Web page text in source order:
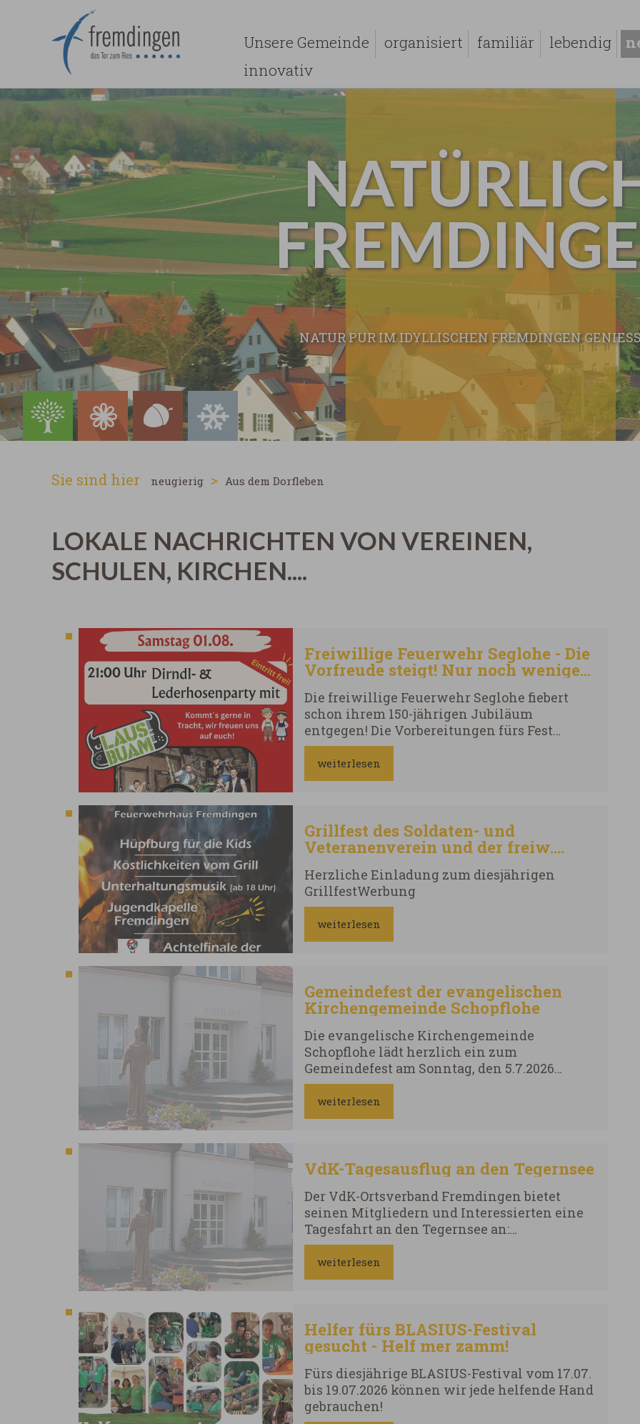
Unsere Gemeinde organisiert familiär lebendig
innovativ
NATUR PUR IM IDYLLISCHEN FREMDINGEN
Sie sind hier neugierig > Aus dem Dorfleben
LOKALE NACHRICHTEN VON VEREINEN,
SCHULEN, KIRCHEN....
20 Ergebnisse gefunden
Freiwillige Feuerwehr Seglohe - Die
Vorfreude steigt! Nur noch wenige
Die freiwillige Feuerwehr Seglohe fiebert
schon ihrem 150-jährigen Jubiläum
entgegen! Die Vorbereitungen fürs Fest
laufen: Es werden Küchle gebacken, letzte
Kleinigkeiten organisiert und die finalen
Planungen angepasst. Wir hoffen auf ein
weiterlesen
Grillfest des Soldaten- und
Veteranenverein und der freiw.
Herzliche Einladung zum diesjährigen
GrillfestWerbung
weiterlesen
Gemeindefest der evangelischen
Kirchengemeinde Schopflohe
Die evangelische Kirchengemeinde
Schopflohe lädt herzlich ein zum
Gemeindefest am Sonntag, den 5.7.2026
260705_Einladung Gemeindefest.pdf
weiterlesen
VdK-Tagesausflug an den Tegernsee
Der VdK-Ortsverband Fremdingen bietet
seinen Mitgliedern und Interessierten eine
Tagesfahrt an den Tegernsee an:
Reisetermin: Samstag, 20. Juni 2026
Abfahrt: 7.30 Uhr in Fremdingen
(Rathaus) Programm: Fahrt im bequemen
weiterlesen
Helfer fürs BLASIUS-Festival
gesucht - Helf mer zamm!
Fürs diesjährige BLASIUS-Festival vom 17.07.
bis 19.07.2026 können wir jede helfende Hand
gebrauchen!